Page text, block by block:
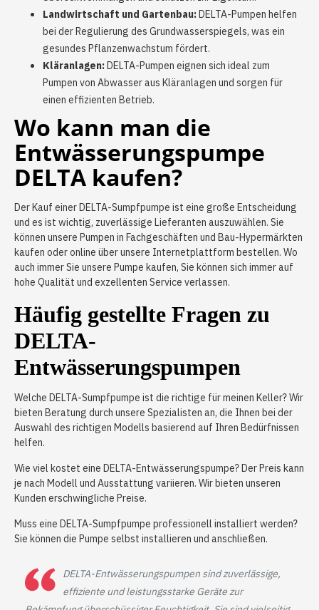
Landwirtschaft und Gartenbau:DELTA-Pumpen helfen
bei der Regulierung des Grundwasserspiegels, was ein
gesundes Pflanzenwachstum fördert.
Kläranlagen:DELTA-Pumpen eignen sich ideal zum
Pumpen von Abwasser aus Kläranlagen und sorgen für
einen effizienten Betrieb.
Wo kann man die
Entwässerungspumpe
DELTA kaufen?
Der Kauf einer DELTA-Sumpfpumpe ist eine große Entscheidung
und es ist wichtig, zuverlässige Lieferanten auszuwählen. Sie
können unsere Pumpen in Fachgeschäften und Bau-Hypermärkten
kaufen oder online über unsere Internetplattform bestellen. Wo
auch immer Sie unsere Pumpe kaufen, Sie können sich immer auf
hohe Qualität und exzellenten Service verlassen.
Häufig gestellte Fragen zu
DELTA-
Entwässerungspumpen
Welche DELTA-Sumpfpumpe ist die richtige für meinen Keller? Wir
bieten Beratung durch unsere Spezialisten an, die Ihnen bei der
Auswahl des richtigen Modells basierend auf Ihren Bedürfnissen
helfen.
Wie viel kostet eine DELTA-Entwässerungspumpe? Der Preis kann
je nach Modell und Ausstattung variieren. Wir bieten unseren
Kunden erschwingliche Preise.
Muss eine DELTA-Sumpfpumpe professionell installiert werden?
Sie können die Pumpe selbst installieren und anschließen.
DELTA-Entwässerungspumpen sind zuverlässige,
effiziente und leistungsstarke Geräte zur